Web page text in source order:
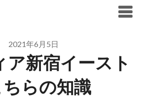
2021年6月5日
ア新宿イースト
らの知識